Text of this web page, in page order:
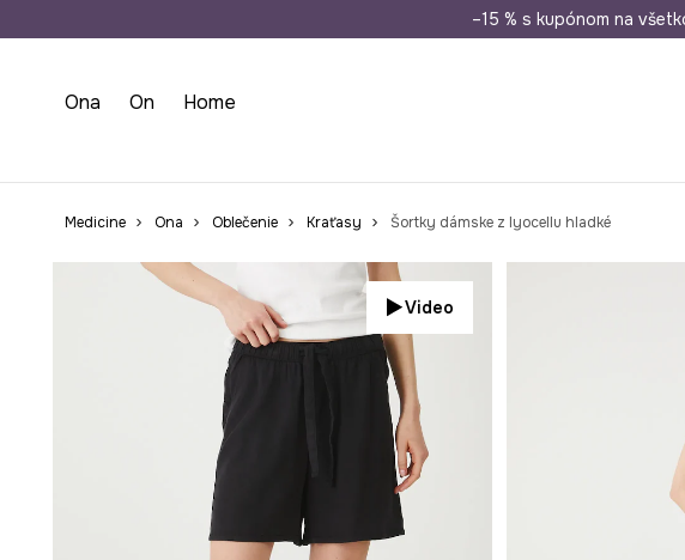
Doprava zadarmo od 50 €
–15 % s kupónom na
Ona On Home
Medicine Ona Oblečenie Kraťasy Šortky dámske z lyocellu hladké
Video